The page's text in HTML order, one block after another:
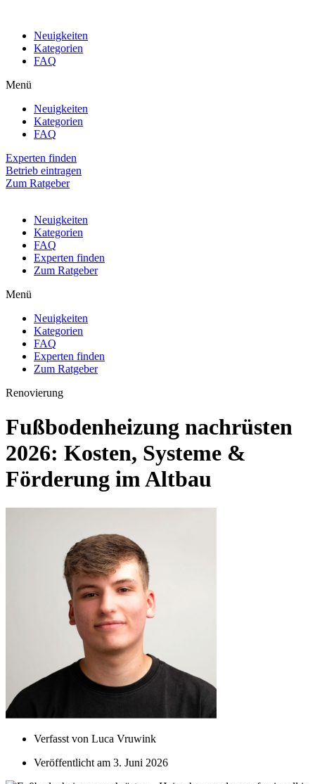
Neuigkeiten
Kategorien
FAQ
Menü
Neuigkeiten
Kategorien
FAQ
Experten finden
Betrieb eintragen
Zum Ratgeber
Neuigkeiten
Kategorien
FAQ
Experten finden
Zum Ratgeber
Menü
Neuigkeiten
Kategorien
FAQ
Experten finden
Zum Ratgeber
Renovierung
Fußbodenheizung nachrüsten
2026: Kosten, Systeme &
Förderung im Altbau
Verfasst von Luca Vruwink
Veröffentlicht am 3. Juni 2026